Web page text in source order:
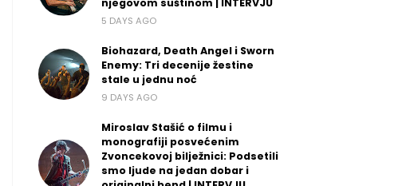
njegovom suštinom | INTERVJU
5 DAYS AGO
Biohazard, Death Angel i Sworn
Enemy: Tri decenije žestine
stale u jednu noć
9 DAYS AGO
Miroslav Stašić o filmu i
monografiji posvećenim
Zvoncekovoj bilježnici: Podsetili
smo ljude na jedan dobar i